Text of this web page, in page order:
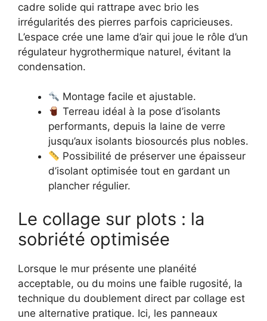
cadre solide qui rattrape avec brio les
irrégularités des pierres parfois capricieuses.
L’espace crée une lame d’air qui joue le rôle d’un
régulateur hygrothermique naturel, évitant la
condensation.
Montage facile et ajustable.
Terreau idéal à la pose d’isolants
performants, depuis la laine de verre
jusqu’aux isolants biosourcés plus nobles.
Possibilité de préserver une épaisseur
d’isolant optimisée tout en gardant un
plancher régulier.
Le collage sur plots : la
sobriété optimisée
Lorsque le mur présente une planéité
acceptable, ou du moins une faible rugosité, la
technique du doublement direct par collage est
une alternative pratique. Ici, les panneaux